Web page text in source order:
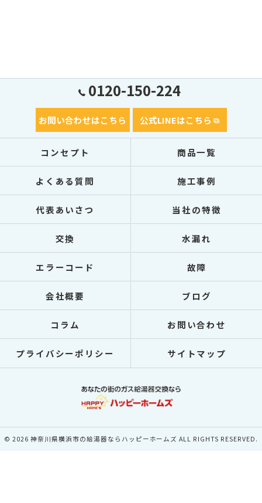
0120-150-224
お問い合わせはこちら 公式LINEはこちら
コンセプト 商品一覧
よくある質問 施工事例
代表あいさつ 当社の特徴
交換 水漏れ
エラーコード 故障
会社概要 ブログ
コラム お問い合わせ
プライバシーポリシー サイトマップ
© 2026 神奈川県横浜市の給湯器ならハッピーホームズ ALL RIGHTS RESERVED.